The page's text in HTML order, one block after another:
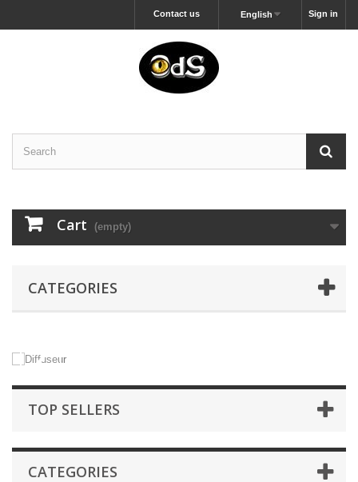
Sign in
English
Contact us
Cart (empty)
CATEGORIES
TOP SELLERS
CATEGORIES